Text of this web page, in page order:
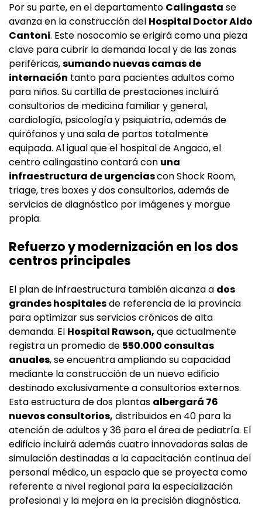
Por su parte, en el departamento Calingasta se
avanza en la construcción del Hospital Doctor Aldo
Cantoni. Este nosocomio se erigirá como una pieza
clave para cubrir la demanda local y de las zonas
periféricas,sumando nuevas camas de
internación tanto para pacientes adultos como
para niños. Su cartilla de prestaciones incluirá
consultorios de medicina familiar y general,
cardiología, psicología y psiquiatría, además de
quirófanos y una sala de partos totalmente
equipada. Al igual que el hospital de Angaco, el
centro calingastino contará con una
infraestructura de urgenciascon Shock Room,
triage, tres boxes y dos consultorios, además de
servicios de diagnóstico por imágenes y morgue
propia.
Refuerzo y modernización en los dos
centros principales
El plan de infraestructura también alcanza a dos
grandes hospitalesde referencia de la provincia
para optimizar sus servicios crónicos de alta
demanda. El Hospital Rawson, que actualmente
registra un promedio de 550.000 consultas
anuales, se encuentra ampliando su capacidad
mediante la construcción de un nuevo edificio
destinado exclusivamente a consultorios externos.
Esta estructura de dos plantas albergará 76
nuevos consultorios, distribuidos en 40 para la
atención de adultos y 36 para el área de pediatría. El
edificio incluirá además cuatro innovadoras salas de
simulación destinadas a la capacitación continua del
personal médico, un espacio que se proyecta como
referente a nivel regional para la especialización
profesional y la mejora en la precisión diagnóstica.